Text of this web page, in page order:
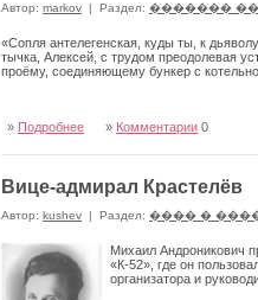
Автор: markov | Раздел: �������
«Сопля антелегенская, куды ты, к
тычка, Алексей, с трудом преодолевая
проёму, соединяющему бункер с
» Подробнее » Комментарии 0
Вице-адмирал Крастелёв
Автор: kushev | Раздел: ���� �
Михаил Андроникович
«К-52», где он
организатора и